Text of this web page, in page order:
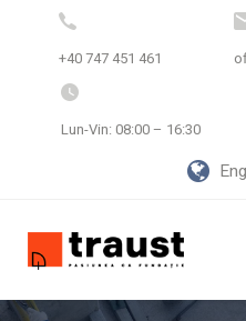
+40 747 451 461
Lun-Vin: 08:00 – 16:30